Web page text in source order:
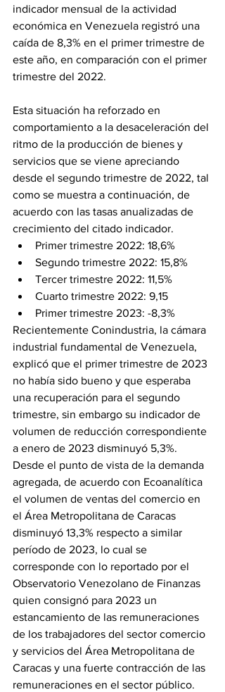
indicador mensual de la actividad
económica en Venezuela registró una
caída de 8,3% en el primer trimestre de
este año, en comparación con el primer
trimestre del 2022.
Esta situación ha reforzado en
comportamiento a la desaceleración del
ritmo de la producción de bienes y
servicios que se viene apreciando
desde el segundo trimestre de 2022, tal
como se muestra a continuación, de
acuerdo con las tasas anualizadas de
crecimiento del citado indicador.
Primer trimestre 2022: 18,6%
Segundo trimestre 2022: 15,8%
Tercer trimestre 2022: 11,5%
Cuarto trimestre 2022: 9,15
Primer trimestre 2023: -8,3%
Recientemente Conindustria, la cámara
industrial fundamental de Venezuela,
explicó que el primer trimestre de 2023
no había sido bueno y que esperaba
una recuperación para el segundo
trimestre, sin embargo su indicador de
volumen de reducción correspondiente
a enero de 2023 disminuyó 5,3%.
Desde el punto de vista de la demanda
agregada, de acuerdo con Ecoanalítica
el volumen de ventas del comercio en
el Área Metropolitana de Caracas
disminuyó 13,3% respecto a similar
período de 2023, lo cual se
corresponde con lo reportado por el
Observatorio Venezolano de Finanzas
quien consignó para 2023 un
estancamiento de las remuneraciones
de los trabajadores del sector comercio
y servicios del Área Metropolitana de
Caracas y una fuerte contracción de las
remuneraciones en el sector público.